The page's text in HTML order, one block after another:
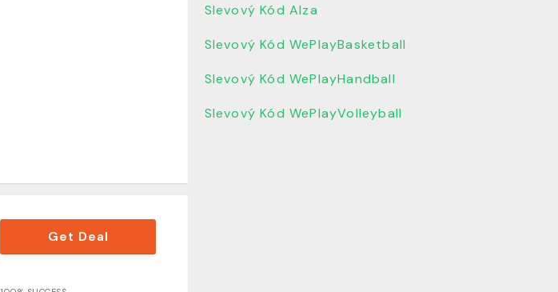
Get Deal
Slevový Kód Alza
Slevový Kód WePlayBasketball
Slevový Kód WePlayHandball
Slevový Kód WePlayVolleyball